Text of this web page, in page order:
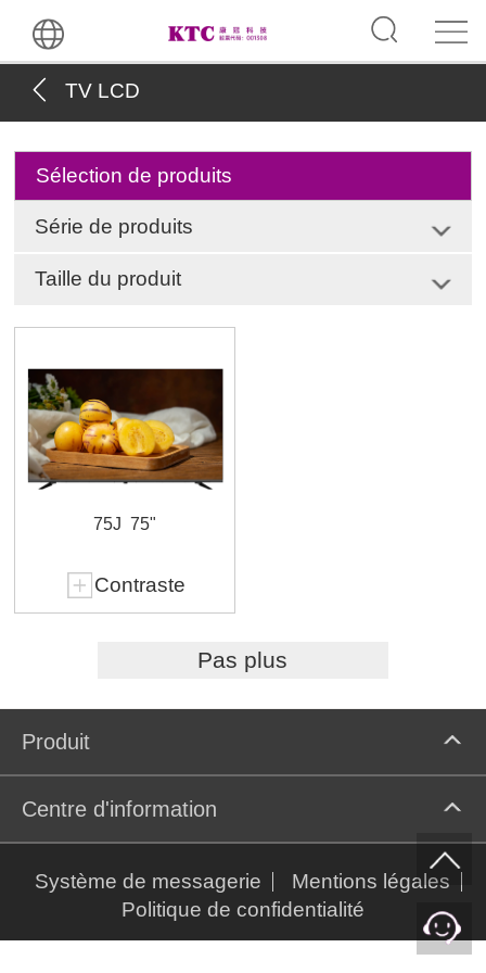
TV LCD
Sélection de produits
Série de produits
Taille du produit
75J 75"
Contraste
Pas plus
Produit
Centre d'information
Système de messagerie
Mentions légales
Politique de confidentialité